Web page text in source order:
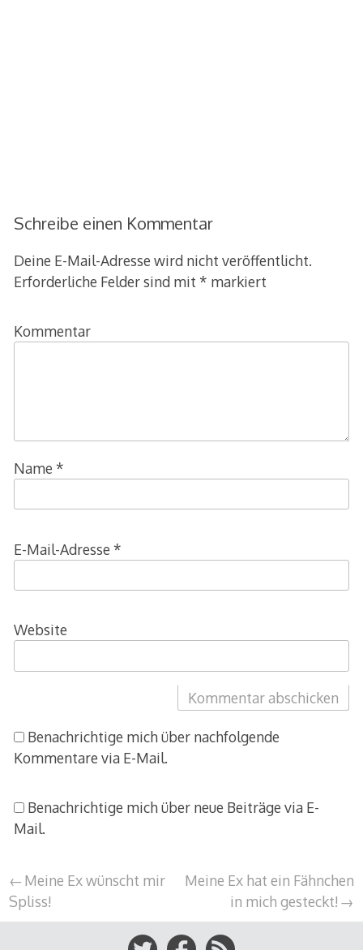
Schreibe einen Kommentar
Deine E-Mail-Adresse wird nicht veröffentlicht.
Erforderliche Felder sind mit * markiert
Kommentar
Name *
E-Mail-Adresse *
Website
Benachrichtige mich über nachfolgende
Kommentare via E-Mail.
Benachrichtige mich über neue Beiträge via E-
Mail.
Beitragsnavigation
Meine Ex wünscht mir
Spliss!
Meine Ex hat ein Fähnchen
in mich gesteckt!